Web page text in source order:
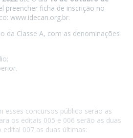
preencher ficha de inscrição no
www.idecan.org.br.
da Classe A, com as denominações
esses concursos público serão as
os editais 005 e 006 serão as duas
007 as duas últimas: